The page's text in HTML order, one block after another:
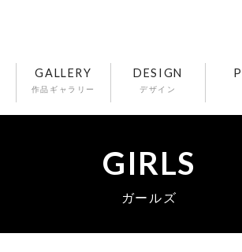
GALLERY
作品ギャラリー
DESIGN
デザイン
GIRLS
ガールズ